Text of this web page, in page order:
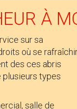
À
sur sa
où se
des ces abris
plusieurs types
salle de